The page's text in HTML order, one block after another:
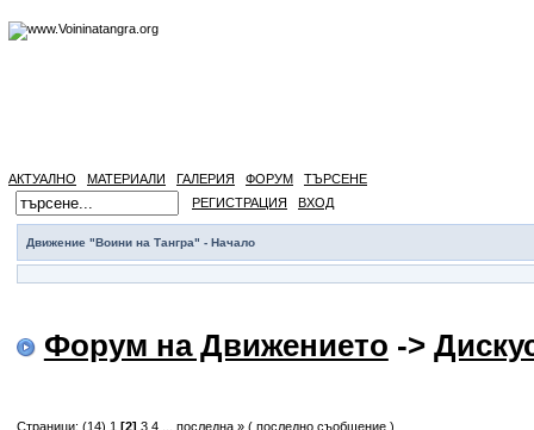
АКТУАЛНО МАТЕРИАЛИ ГАЛЕРИЯ ФОРУМ
ТЪРСЕНЕ
РЕГИСТРАЦИЯ
ВХОД
Движение "Воини на Тангра" - Начало
Форум на Движението ->
Страници: (14) 1 [2] 3 4... последна »( последно съобщение)